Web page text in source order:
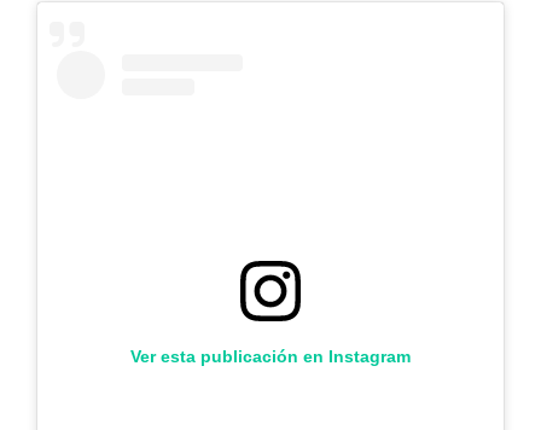
Ver esta publicación en Instagram